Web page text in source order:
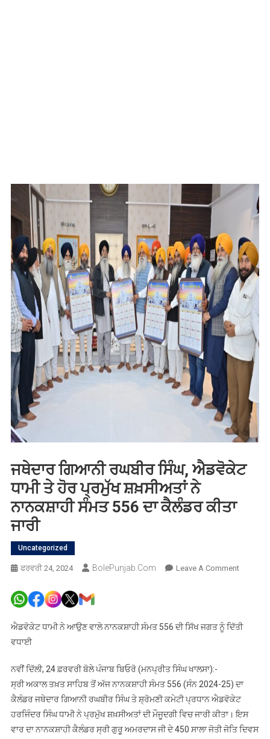
ਜਥੇਦਾਰ ਗਿਆਨੀ ਰਘਬੀਰ ਸਿੰਘ, ਐਡਵੋਕੇਟ
ਧਾਮੀ ਤੇ ਹੋਰ ਪ੍ਰਮੁੱਖ ਸ਼ਖ਼ਸੀਅਤਾਂ ਨੇ
ਨਾਨਕਸ਼ਾਹੀ ਸੰਮਤ 556 ਦਾ ਕੈਲੰਡਰ ਕੀਤਾ
ਜਾਰੀ
Uncategorized
ਫਰਵਰੀ 24, 2024 BolePunjab.com Leave A CommentOn
ਸਿੰਘ,
ਨੇ
ਐਡਵੋਕੇਟ ਧਾਮੀ ਨੇ ਆਉਣ ਵਾਲੇ ਨਾਨਕਸ਼ਾਹੀ ਸੰਮਤ 556 ਦੀ ਸਿੱਖ ਜਗਤ ਨੂੰ ਦਿੱਤੀ
ਵਧਾਈ
ਨਵੀਂ ਦਿੱਲੀ, 24 ਫ਼ਰਵਰੀ ਬੋਲੇ ਪੰਜਾਬ ਬਿਓਰੋ (ਮਨਪ੍ਰੀਤ ਸਿੰਘ ਖਾਲਸਾ):-
ਸ੍ਰੀ ਅਕਾਲ ਤਖ਼ਤ ਸਾਹਿਬ ਤੋਂ ਅੱਜ ਨਾਨਕਸ਼ਾਹੀ ਸੰਮਤ 556 (ਸੰਨ 2024-25) ਦਾ
ਕੈਲੰਡਰ ਜਥੇਦਾਰ ਗਿਆਨੀ ਰਘਬੀਰ ਸਿੰਘ ਤੇ ਸ਼੍ਰੋਮਣੀ ਕਮੇਟੀ ਪ੍ਰਧਾਨ ਐਡਵੋਕੇਟ
ਹਰਜਿੰਦਰ ਸਿੰਘ ਧਾਮੀ ਨੇ ਪ੍ਰਮੁੱਖ ਸ਼ਖ਼ਸੀਅਤਾਂ ਦੀ ਮੌਜੂਦਗੀ ਵਿਚ ਜਾਰੀ ਕੀਤਾ। ਇਸ
ਵਾਰ ਦਾ ਨਾਨਕਸ਼ਾਹੀ ਕੈਲੰਡਰ ਸ੍ਰੀ ਗੁਰੂ ਅਮਰਦਾਸ ਜੀ ਦੇ 450 ਸਾਲਾ ਜੋਤੀ ਜੋਤਿ ਦਿਵਸ